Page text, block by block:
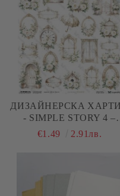
ДИЗАЙНЕРСКA
- SIMPLE STORY 4 –
ELEMENTS 12 - 1 ЛИСТ
€1.49 2.91лв.